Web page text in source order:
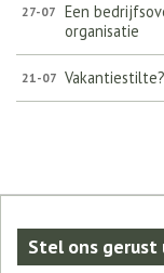
27-07 Een
organisatie
21-07
Stel ons gerust